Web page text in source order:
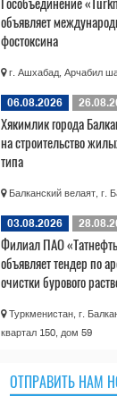
объявляет
фостоксина
г. Ашхабад, Арчабил
06.08.2026
Хякимлик города
на строительство
типа
Балканский велаят, г.
03.08.2026
Филиал ПАО
объявляет тендер по
очистки бурового
Туркменистан, г.
квартал 150, дом 59
ОТПРАВИТЬ НАМ